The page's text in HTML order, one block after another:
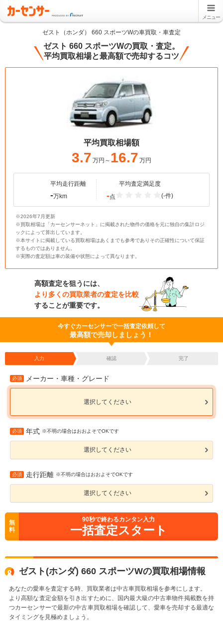
メニュー
ゼスト（ホンダ） 660 スポーツWの車買取・車査定
ゼスト 660 スポーツWの買取・査定。
平均買取相場と最高額で売却するコツ
平均買取相場額
3.7 万円～ 16.7 万円
平均走行距離
-万km
平均査定満足度
-点 (-件)
※2026年7月更新
※買取相場は「カーセンサーネット」に掲載された物件の価格を元に独自の集計ロジ
ックによって算出しています。
※本サイトに掲載している買取相場はあくまでも参考でありその正確性について保証
するものではありません。
※実際の査定額は車の装備や状態によって異なります。
高額査定を狙うには、
より多くの買取業者の査定を比較
することが重要です。
今すぐカーセンサーで一括査定依頼して
最高額で売却しましょう！
入力 確認 完了
必須 メーカー・車種・グレード
選択してください
必須 年式 ※不明の場合はおおよそでOKです
選択してください
必須 走行距離 ※不明の場合はおおよそでOKです
選択してください
無
料
90秒で終わるカンタン入力
一括査定スタート
ゼスト(ホンダ) 660 スポーツWの買取相場情報
あなたの愛車を査定する時、買取業者は中古車買取相場を参考にします。
より高額な査定金額を引き出すために、国内最大級の中古車物件掲載数を持
つカーセンサーで最新の中古車買取相場を確認して、愛車を売却する最適な
タイミングを見極めましょう。